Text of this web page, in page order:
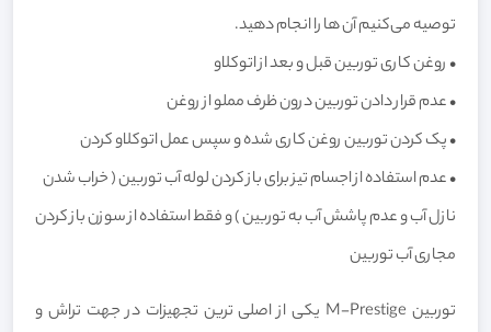
توصیه می‌کنیم آن ها را انجام دهید.
• روغن کاری توربین قبل و بعد از اتوکلاو
• عدم قرار دادن توربین درون ظرف مملو از روغن
• پک کردن توربین روغن کاری شده و سپس عمل اتوکلاو کردن
• عدم استفاده از اجسام تیز برای باز کردن لوله آب توربین ( خراب شدن
نازل آب و عدم پاشش آب به توربین ) و فقط استفاده از سوزن باز کردن
مجاری آب توربین
توربین M-Prestige یکی از اصلی ترین تجهیزات در جهت تراش و